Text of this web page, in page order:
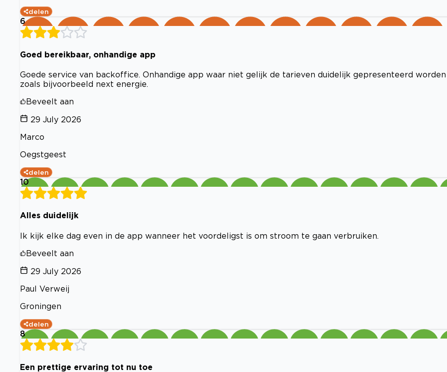
delen
6
Goed bereikbaar, onhandige app
Goede service van backoffice. Onhandige app waar niet gelijk de tarieven duidelijk gepresenteerd worden
zoals bijvoorbeeld next energie.
Beveelt aan
29 July 2026
Marco
Oegstgeest
delen
10
Alles duidelijk
Ik kijk elke dag even in de app wanneer het voordeligst is om stroom te gaan verbruiken.
Beveelt aan
29 July 2026
Paul Verweij
Groningen
delen
8
Een prettige ervaring tot nu toe